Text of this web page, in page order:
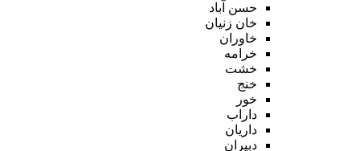
حسن آباد
خان زنیان
خاوران
خرامه
خشت
خنج
خور
داراب
داریان
دبیران